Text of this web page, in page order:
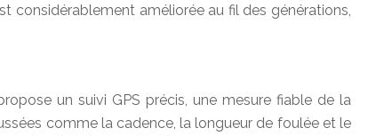
considérablement améliorée au fil des générations,
un suivi GPS précis, une mesure fiable de la
comme la cadence, la longueur de foulée et le